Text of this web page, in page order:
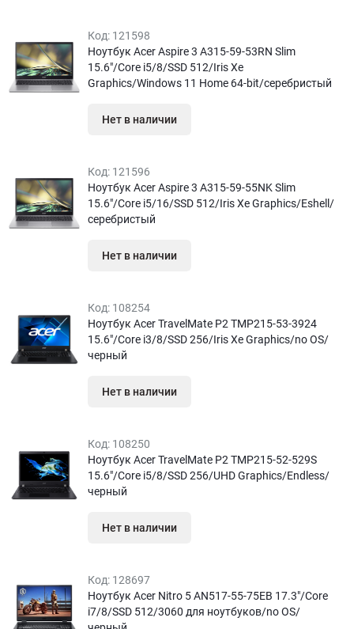
Код: 121598
Ноутбук Acer Aspire 3 A315-59-53RN Slim
15.6″/Core i5/8/SSD 512/Iris Xe
Graphics/Windows 11 Home 64-bit/серебристый
Нет в наличии
Код: 121596
Ноутбук Acer Aspire 3 A315-59-55NK Slim
15.6″/Core i5/16/SSD 512/Iris Xe Graphics/Eshell/
серебристый
Нет в наличии
Код: 108254
Ноутбук Acer TravelMate P2 TMP215-53-3924
15.6″/Core i3/8/SSD 256/Iris Xe Graphics/no OS/
черный
Нет в наличии
Код: 108250
Ноутбук Acer TravelMate P2 TMP215-52-529S
15.6″/Core i5/8/SSD 256/UHD Graphics/Endless/
черный
Нет в наличии
Код: 128697
Ноутбук Acer Nitro 5 AN517-55-75EB 17.3″/Core
i7/8/SSD 512/3060 для ноутбуков/no OS/